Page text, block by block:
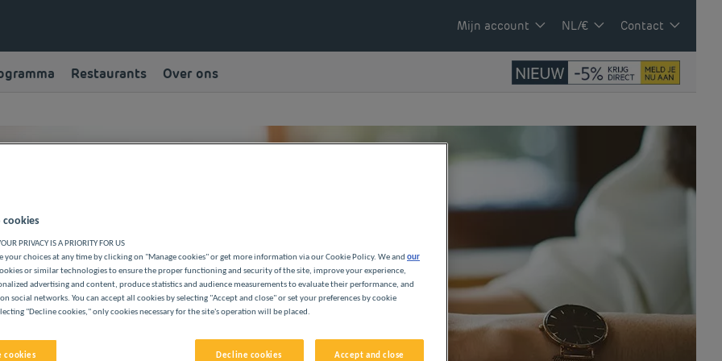
Mijn account NL/€ Contact
Restaurants Over ons
een van onze hotels, de website of
ontwikkeling of het bedrijf, of u
cookies
PRIVACY IS A PRIORITY FOR US
your choices at any time by clicking on "Manage cookies" or get more information via our Cookie Policy. We and our
or similar technologies to ensure the proper functioning and security of the site, improve your experience,
advertising and content, produce statistics and audience measurements to evaluate their performance, and
social networks. You can accept all cookies by selecting "Accept and close" or set your preferences by cookie
"Decline cookies," only cookies necessary for the site's operation will be placed.
cookies Decline cookies Accept and close